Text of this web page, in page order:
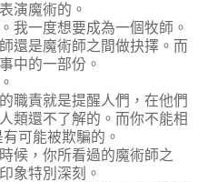
演魔術的。
我一度想要成為一個牧師。
還是魔術師之間做抉擇。而
中的一部份。
職責就是提醒人們，在他們
類還不了解的。而你不能相
可能被欺騙的。
候，你所看過的魔術師之
象特別深刻。